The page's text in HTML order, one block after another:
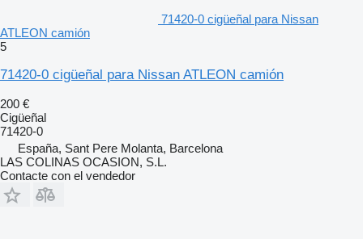
71420-0 cigüeñal para Nissan
ATLEON camión
5
71420-0 cigüeñal para Nissan ATLEON camión
200 €
Cigüeñal
71420-0
España, Sant Pere Molanta, Barcelona
LAS COLINAS OCASION, S.L.
Contacte con el vendedor